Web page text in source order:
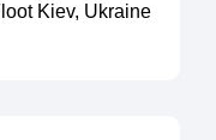
Kiev, Ukraine